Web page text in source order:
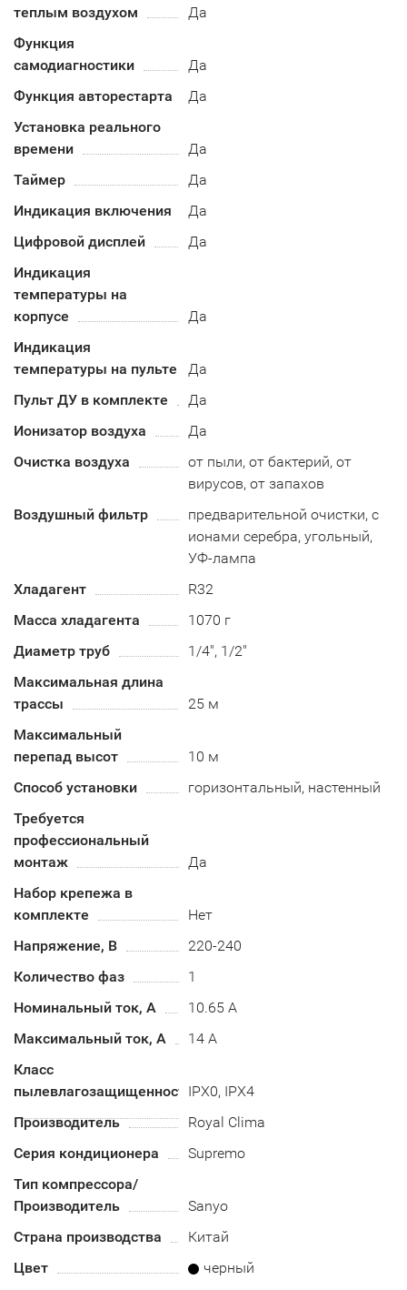
теплым воздухом
Да
Функция
самодиагностики
Да
Функция авторестарта
Да
Установка реального
времени
Да
Таймер
Да
Индикация включения
Да
Цифровой дисплей
Да
Индикация
температуры на
корпусе
Да
Индикация
температуры на пульте
Да
Пульт ДУ в комплекте
Да
Ионизатор воздуха
Да
Очистка воздуха
от пыли, от бактерий, от
вирусов, от запахов
Воздушный фильтр
предварительной очистки, с
ионами серебра, угольный,
УФ-лампа
Хладагент
R32
Масса хладагента
1070 г
Диаметр труб
1/4", 1/2"
Максимальная длина
трассы
25 м
Максимальный
перепад высот
10 м
Способ установки
горизонтальный, настенный
Требуется
профессиональный
монтаж
Да
Набор крепежа в
комплекте
Нет
Напряжение, В
220-240
Количество фаз
1
Номинальный ток, А
10.65 А
Максимальный ток, А
14 А
Класс
пылевлагозащищенностиIPX0, IPX4
Производитель
Royal Clima
Серия кондиционера
Supremo
Тип компрессора/
Производитель
Sanyo
Страна производства
Китай
Цвет
черный